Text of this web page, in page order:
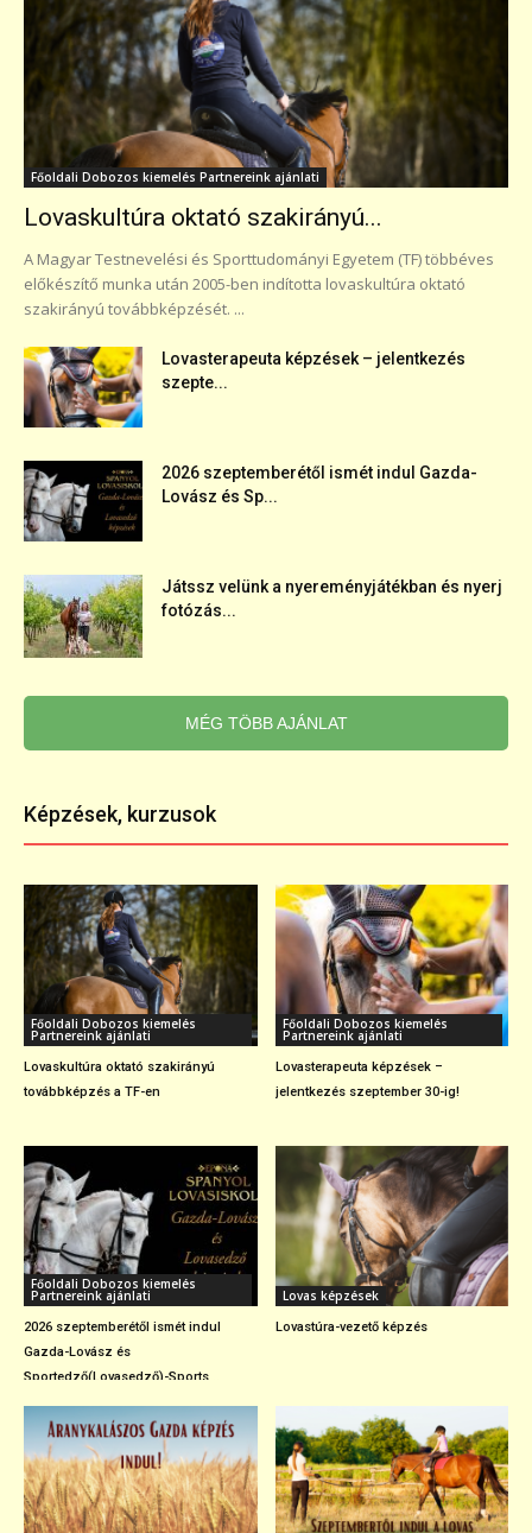
Főoldali Dobozos kiemelés Partnereink ajánlati
Lovaskultúra oktató szakirányú...
A Magyar Testnevelési és Sporttudományi Egyetem (TF) többéves
előkészítő munka után 2005-ben indította lovaskultúra oktató
szakirányú továbbképzését. ...
Lovasterapeuta képzések – jelentkezés
szepte...
2026 szeptemberétől ismét indul Gazda-
Lovász és Sp...
Játssz velünk a nyereményjátékban és nyerj
fotózás...
MÉG TÖBB AJÁNLAT
Képzések, kurzusok
Főoldali Dobozos kiemelés
Partnereink ajánlati
Lovaskultúra oktató szakirányú
továbbképzés a TF-en
Főoldali Dobozos kiemelés
Partnereink ajánlati
Lovasterapeuta képzések –
jelentkezés szeptember 30-ig!
Főoldali Dobozos kiemelés
Partnereink ajánlati
2026 szeptemberétől ismét indul
Gazda-Lovász és
Sportedző(Lovasedző)-Sports...
Lovas képzések
Lovastúra-vezető képzés